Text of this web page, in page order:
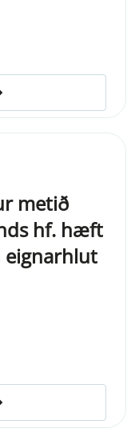
metið
hf. hæft
eignarhlut